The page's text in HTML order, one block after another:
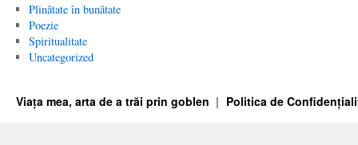
Plinătate în bunătate
Poezie
Spiritualitate
Uncategorized
Viața mea, arta de a trăi prin goblen Politica de